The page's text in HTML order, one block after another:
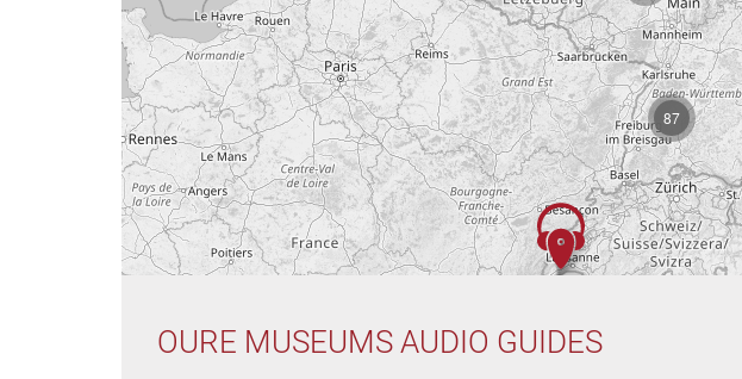
87
OURE MUSEUMS AUDIO GUIDES